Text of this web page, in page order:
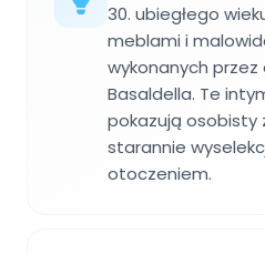
30. ubiegłego
meblami i
wykonanych
Basaldella. Te
pokazują osobisty
starannie
otoczeniem.